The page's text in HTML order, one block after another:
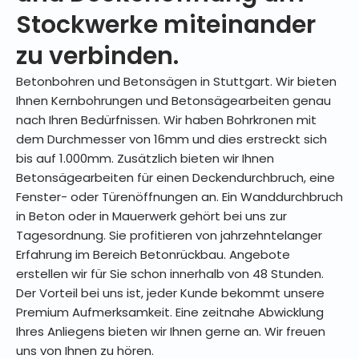
A.Schatz
Stockwerke miteinander
zu verbinden.
Betonbohren und Betonsägen in Stuttgart. Wir bieten
Ihnen Kernbohrungen und Betonsägearbeiten genau
nach Ihren Bedürfnissen. Wir haben Bohrkronen mit
dem Durchmesser von 16mm und dies erstreckt sich
bis auf 1.000mm. Zusätzlich bieten wir Ihnen
Betonsägearbeiten für einen Deckendurchbruch, eine
Fenster- oder Türenöffnungen an. Ein Wanddurchbruch
in Beton oder in Mauerwerk gehört bei uns zur
Tagesordnung. Sie profitieren von jahrzehntelanger
Erfahrung im Bereich Betonrückbau. Angebote
erstellen wir für Sie schon innerhalb von 48 Stunden.
Der Vorteil bei uns ist, jeder Kunde bekommt unsere
Premium Aufmerksamkeit. Eine zeitnahe Abwicklung
Ihres Anliegens bieten wir Ihnen gerne an. Wir freuen
uns von Ihnen zu hören.